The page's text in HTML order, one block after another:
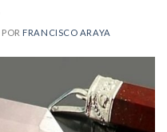
POR FRANCISCO ARAYA